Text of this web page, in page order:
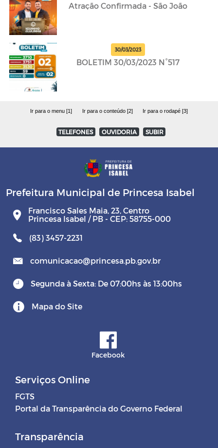
Atração Confirmada - São João
30/03/2023
BOLETIM 30/03/2023 N°517
Ir para o menu [1] Ir para o conteúdo [2] Ir para o rodapé [3]
TELEFONES OUVIDORIA SUBIR
Prefeitura Municipal de Princesa Isabel
Francisco Sales Maia, 23, Centro
Princesa Isabel / PB - CEP: 58755-000
(83) 3457-2231
comunicacao@princesa.pb.gov.br
Segunda à Sexta: De 07:00hs às 13:00hs
Mapa do Site
Facebook
Serviços Online
FGTS
Portal da Transparência do Governo Federal
Transparência